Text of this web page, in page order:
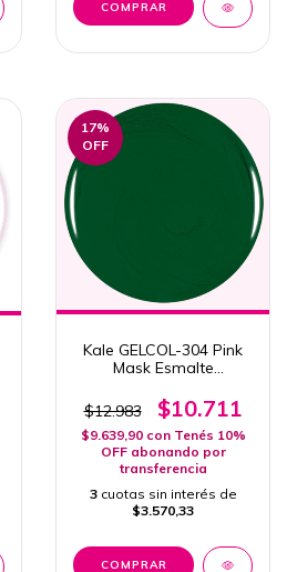
17%
OFF
Kale GELCOL-304 Pink
Mask Esmalte
Otoño
$12.983 $10.711
$9.639,90 con Tenés 10%
OFF abonando por
transferencia
3 cuotas sin interés de
$3.570,33